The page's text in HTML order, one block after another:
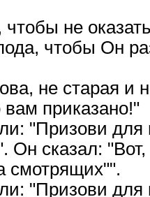
чтобы не
чтобы Он
не старая и
приказано!"
"Призови для
Он сказал:
смотрящих"".
"Призови для